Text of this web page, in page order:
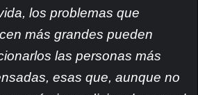
los problemas que
más grandes pueden
las personas más
esas que, aunque no